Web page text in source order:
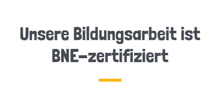
Unsere Bildungsarbeit ist
BNE-zertifiziert